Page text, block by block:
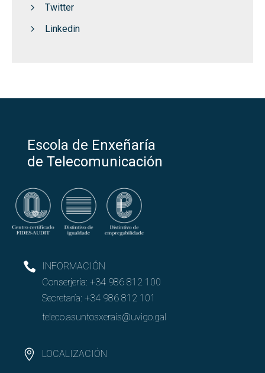
Twitter
Linkedin
Escola de Enxeñaría
de Telecomunicación
INFORMACIÓN
Conserjería: +34 986 812 100
Secretaría: +34 986 812 101
teleco.asuntosxerais@uvigo.gal
LOCALIZACIÓN